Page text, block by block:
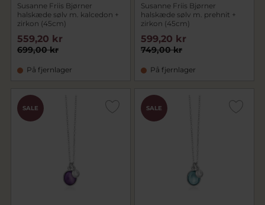
Susanne Friis Bjørner
halskæde sølv m. kalcedon +
zirkon (45cm)
699,00 kr
559,20 kr
På fjernlager
Susanne Friis Bjørner
halskæde sølv m. prehnit +
zirkon (45cm)
749,00 kr
599,20 kr
På fjernlager
SALE SALE